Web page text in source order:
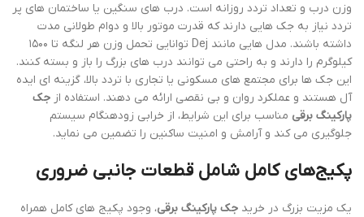
وزن درب و تعداد تردد روزانه است. درب های سنگین یا ساختمان های پر
تردد نیاز به جک هایی دارند که قدرت موتور بالا و دوام طولانی مدت
داشته باشند. مدل هایی مانند Dej توانایی تحمل وزن هر لنگه تا ۱۵۰۰
کیلوگرم را دارند و به راحتی می توانند درب های بزرگ را باز و بسته کنند.
این جک ها برای مجتمع های مسکونی یا تجاری با تردد بالا، گزینه ای ایده
آل هستند و عملکرد روان و بی نقصی ارائه می دهند. استفاده از جک
پارکینگ برقی مناسب برای این شرایط، از خرابی زودهنگام سیستم
جلوگیری می کند و آرامش و امنیت ساکنین را تضمین می نماید.
پکیج‌های کامل شامل قطعات جانبی ضروری
یک مزیت بزرگ در خرید جک پارکینگ برقی، وجود پکیج های کامل همراه